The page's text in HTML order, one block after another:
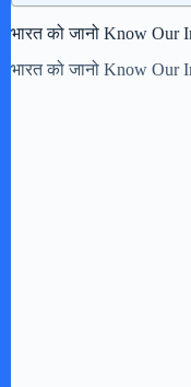
भारत को जानो Know Our
भारत को जानो Know Our